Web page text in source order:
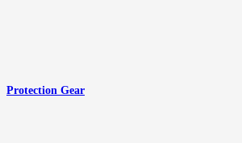
Protection Gear